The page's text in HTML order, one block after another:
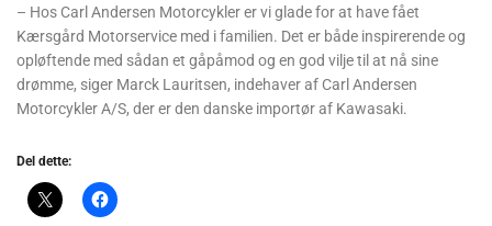
– Hos Carl Andersen Motorcykler er vi glade for at have fået
Kærsgård Motorservice med i familien. Det er både inspirerende og
opløftende med sådan et gåpåmod og en god vilje til at nå sine
drømme, siger Marck Lauritsen, indehaver af Carl Andersen
Motorcykler A/S, der er den danske importør af Kawasaki.
Del dette: